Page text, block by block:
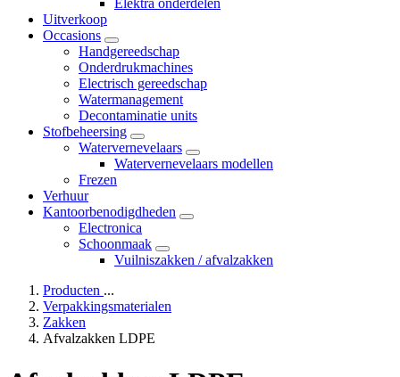
Elektra onderdelen
Uitverkoop
Occasions
Handgereedschap
Onderdrukmachines
Electrisch gereedschap
Watermanagement
Decontaminatie units
Stofbeheersing
Watervernevelaars
Watervernevelaars modellen
Frezen
Verhuur
Kantoorbenodigdheden
Electronica
Schoonmaak
Vuilniszakken / afvalzakken
Producten ...
Verpakkingsmaterialen
Zakken
Afvalzakken LDPE